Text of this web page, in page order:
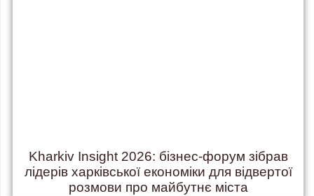
Kharkiv Insight 2026: бізнес-форум зібрав
лідерів харківської економіки для відвертої
розмови про майбутнє міста